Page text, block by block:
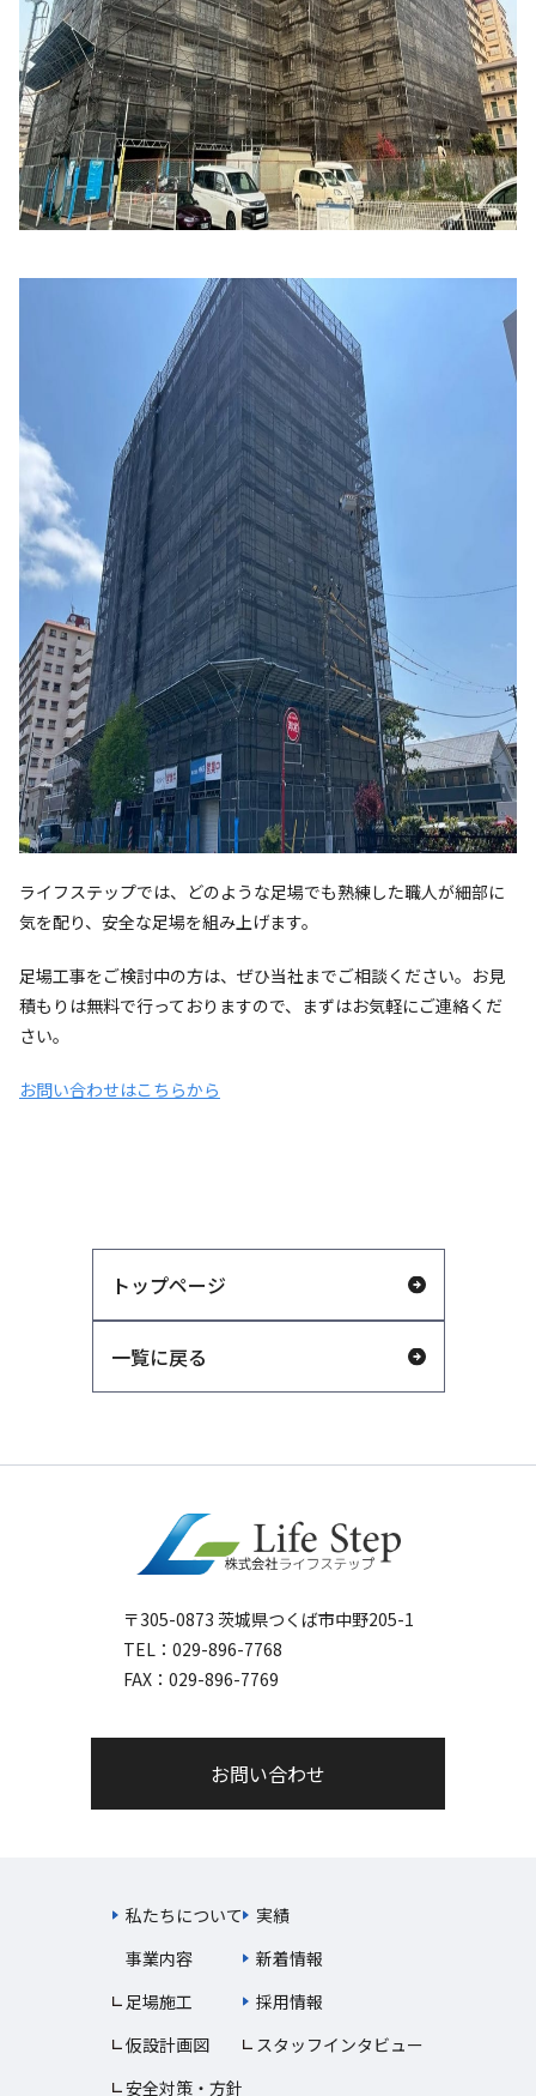
ライフステップでは、どのような足場でも熟練した職人が細部に
気を配り、安全な足場を組み上げます。
足場工事をご検討中の方は、ぜひ当社までご相談ください。 お見
積もりは無料で行っておりますので、まずはお気軽にご連絡くだ
さい。
お問い合わせはこちらから
トップページ
一覧に戻る
〒305-0873 茨城県つくば市中野205-1
TEL： 029-896-7768
FAX：029-896-7769
お問い合わせ
私たちについて
事業内容
足場施工
仮設計画図
安全対策・方針
実績
新着情報
採用情報
スタッフインタビュー